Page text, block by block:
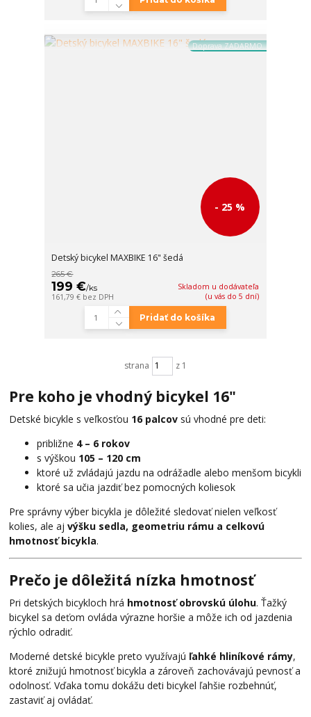
Doprava ZADARMO
- 25 %
Detský bicykel MAXBIKE 16" šedá
265 €
199 €/ks
161,79 € bez DPH
Skladom u dodávateľa
(u vás do 5 dní)
Pridať do košíka
strana z 1
Pre koho je vhodný bicykel 16"
Detské bicykle s veľkosťou 16 palcov sú vhodné pre deti:
približne 4 – 6 rokov
s výškou 105 – 120 cm
ktoré už zvládajú jazdu na odrážadle alebo menšom bicykli
ktoré sa učia jazdiť bez pomocných koliesok
Pre správny výber bicykla je dôležité sledovať nielen veľkosť
kolies, ale ajvýšku sedla, geometriu rámu a celkovú
hmotnosť bicykla.
Prečo je dôležitá nízka hmotnosť
Pri detských bicykloch hrá hmotnosť obrovskú úlohu. Ťažký
bicykel sa deťom ovláda výrazne horšie a môže ich od jazdenia
rýchlo odradiť.
Moderné detské bicykle preto využívajú ľahké hliníkové rámy,
ktoré znižujú hmotnosť bicykla a zároveň zachovávajú pevnosť a
odolnosť. Vďaka tomu dokážu deti bicykel ľahšie rozbehnúť,
zastaviť aj ovládať.